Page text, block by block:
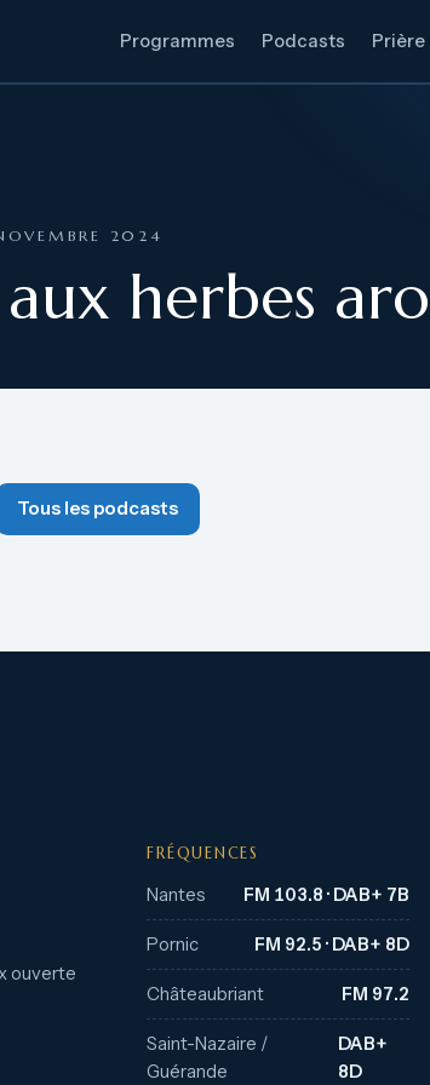
Programmes Podcasts Prière
2024
herbes
Tous les podcasts
ouverte
FRÉQUENCES
Nantes FM 103.8 · DAB+ 7B
Pornic FM 92.5 · DAB+ 8D
Châteaubriant FM 97.2
Saint-Nazaire /
Guérande
DAB+
8D